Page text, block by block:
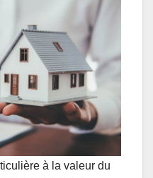
à la valeur du